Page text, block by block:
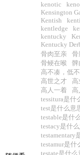
kenotic
Kensington
Kentish
kentledge
kentucky
Kentucky
骨肉至亲
骨
骨鲠在喉
髀
高不凑，低
高世之才
高
高人一着
高
tessitura是什
test是什么意
testable是什
testacy是什
testamentary
testamur是什
testate是什